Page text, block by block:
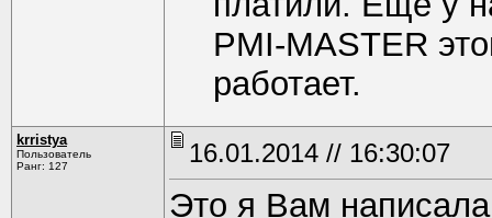
PMI-MASTER
работает.
krristya
Пользователь
Ранг: 127
16.01.2014 // 16:30:07
Это я Вам